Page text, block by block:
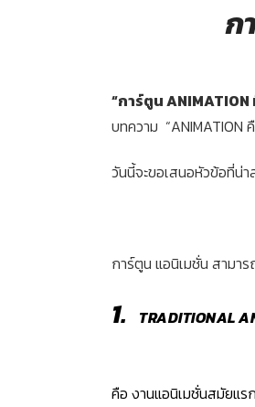
ก
“การ์ตูน ANIMATION
บทความ “ANIMATION คื
วันนี้จะขอเสนอหัวข้อที่น่
การ์ตูน แอนิเมชั่น สามา
1. TRADITIONAL
คือ งานแอนิเมชั่นสมัยแ